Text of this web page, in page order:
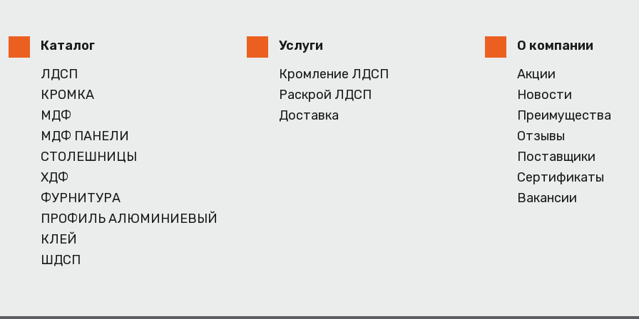
Каталог
ЛДСП
КРОМКА
МДФ
МДФ ПАНЕЛИ
СТОЛЕШНИЦЫ
ХДФ
ФУРНИТУРА
ПРОФИЛЬ АЛЮМИНИЕВЫЙ
КЛЕЙ
ШДСП
Услуги
Кромление ЛДСП
Раскрой ЛДСП
Доставка
О компании
Акции
Новости
Преимущества
Отзывы
Поставщики
Сертификаты
Вакансии